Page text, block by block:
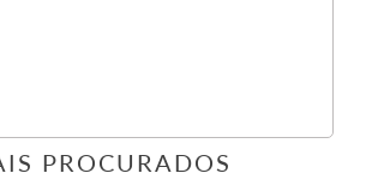
PROCURADOS